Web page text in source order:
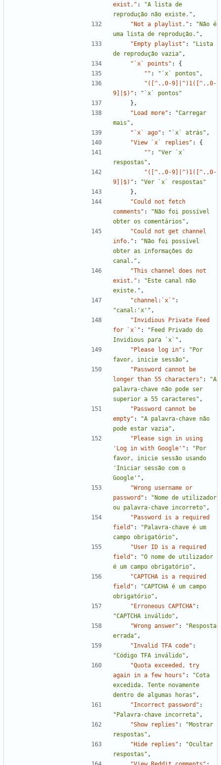
exist." :
"A lista de
reprodução não existe." ,
"Not a playlist." :
"Não é
uma lista de reprodução." ,
"Empty playlist" :
"Lista
de reprodução vazia" ,
"`x` points" :
{
"" : "`x` pontos" ,
"([^.,0-9]|^)1([^.,0-
9]|$)" :
"`x` pontos"
} ,
"Load more" :
"Carregar
mais" ,
"`x` ago" : "`x` atrás" ,
"View `x` replies" :
{
"" :
"Ver `x`
respostas" ,
"([^.,0-9]|^)1([^.,0-
9]|$)" :
"Ver `x` respostas"
} ,
"Could not fetch
comments" :
"Não foi possível
obter os comentários" ,
"Could not get channel
info." :
"Não foi possível
obter as informações do
canal." ,
"This channel does not
exist." :
"Este canal não
existe." ,
"channel:`x`" :
"canal:'x'" ,
"Invidious Private Feed
for `x`" :
"Feed Privado do
Invidious para `x`" ,
"Please log in" :
"Por
favor, inicie sessão" ,
"Password cannot be
longer than 55 characters" :
"A
palavra-chave não pode ser
superior a 55 caracteres" ,
"Password cannot be
empty" :
"A palavra-chave não
pode estar vazia" ,
"Please sign in using
'Log in with Google'" :
"Por
favor, inicie sessão usando
'Iniciar sessão com o
Google'" ,
"Wrong username or
password" :
"Nome de utilizador
ou palavra-chave incorreto" ,
"Password is a required
field" :
"Palavra-chave é um
campo obrigatório" ,
"User ID is a required
field" :
"O nome de utilizador
é um campo obrigatório" ,
"CAPTCHA is a required
field" :
"CAPTCHA é um campo
obrigatório" ,
"Erroneous CAPTCHA" :
"CAPTCHA inválido" ,
"Wrong answer" :
"Resposta
errada" ,
"Invalid TFA code" :
"Código TFA inválido" ,
"Quota exceeded, try
again in a few hours" :
"Cota
excedida. Tente novamente
dentro de algumas horas" ,
"Incorrect password" :
"Palavra-chave incorreta" ,
"Show replies" :
"Mostrar
respostas" ,
"Hide replies" :
"Ocultar
respostas" ,